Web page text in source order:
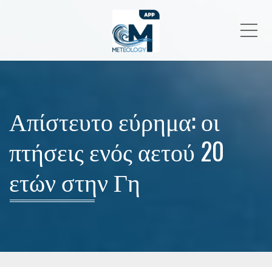
Απίστευτο εύρημα: οι
πτήσεις ενός αετού 20
ετών στην Γη